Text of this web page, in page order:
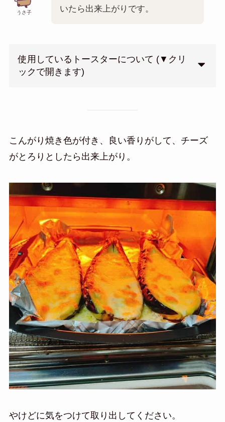
うさ子
いたら出来上がりです。
使用しているトースターについて (▼クリ
ックで開きます)
こんがり焼き色が付き、良い香りがして、チーズ
がとろりとしたら出来上がり。
やけどに気をつけて取り出してください。